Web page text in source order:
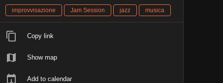
improvvisazione Jam Session jazz musica
Copy link
Show map
Add to calendar